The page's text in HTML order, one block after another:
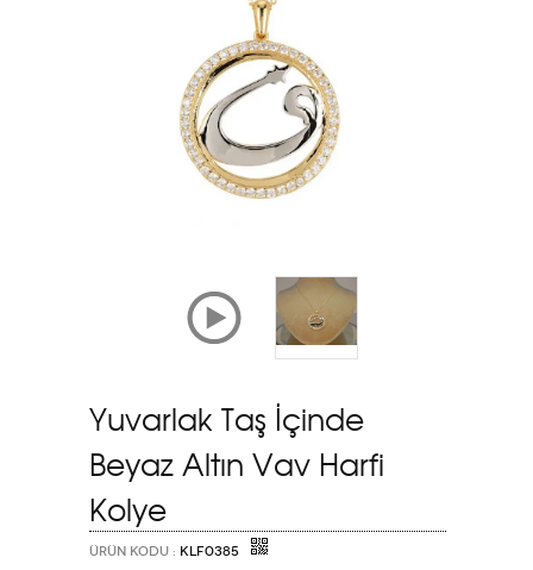
Yuvarlak Taş İçinde
Beyaz Altın Vav Harfi
Kolye
ÜRÜN KODU : KLF0385